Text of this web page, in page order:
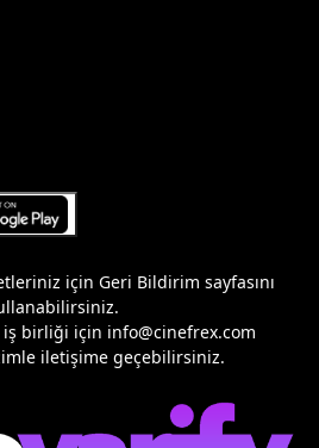
için Geri Bildirim sayfasını
iş birliği için info@cinefrex.com
iletişime geçebilirsiniz.